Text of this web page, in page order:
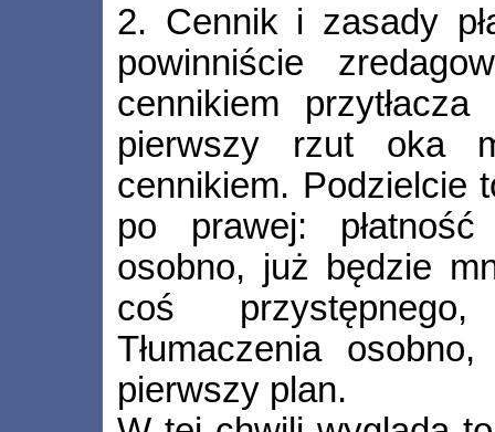
2. Cennik i zasady
powinniście
cennikiem
pierwszy rzut oka
cennikiem. Podzielcie
po prawej:
osobno, już będzie
coś
Tłumaczenia
pierwszy plan.